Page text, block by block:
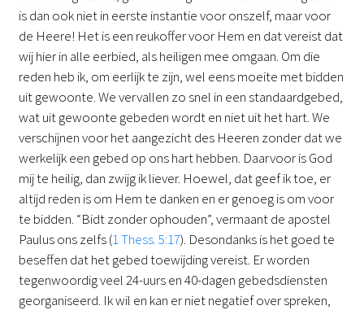
is dan ook niet in eerste instantie voor onszelf, maar voor
de Heere! Het is een reukoffer voor Hem en dat vereist dat
wij hier in alle eerbied, als heiligen mee omgaan. Om die
reden heb ik, om eerlijk te zijn, wel eens moeite met bidden
uit gewoonte. We vervallen zo snel in een standaardgebed,
wat uit gewoonte gebeden wordt en niet uit het hart. We
verschijnen voor het aangezicht des Heeren zonder dat we
werkelijk een gebed op ons hart hebben. Daarvoor is God
mij te heilig, dan zwijg ik liever. Hoewel, dat geef ik toe, er
altijd reden is om Hem te danken en er genoeg is om voor
te bidden. “Bidt zonder ophouden”, vermaant de apostel
Paulus ons zelfs (1 Thess. 5:17). Desondanks is het goed te
beseffen dat het gebed toewijding vereist. Er worden
tegenwoordig veel 24-uurs en 40-dagen gebedsdiensten
georganiseerd. Ik wil en kan er niet negatief over spreken,